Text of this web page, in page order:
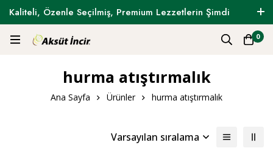
Kaliteli, Özenle Seçilmiş, Premium Lezzetlerin Şimdi
Tam Zamanı !
0
hurma atıştırmalık
Ana Sayfa Ürünler hurma atıştırmalık
Varsayılan sıralama